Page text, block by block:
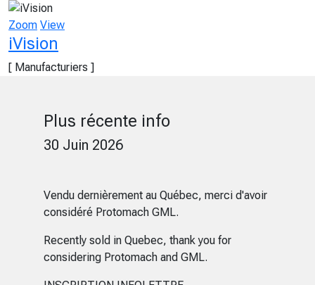
Zoom View
iVision
[ Manufacturiers ]
Plus récente info
30 Juin 2026
Vendu dernièrement au Québec, merci d'avoir
considéré Protomach GML.
Recently sold in Quebec, thank you for
considering Protomach and GML.